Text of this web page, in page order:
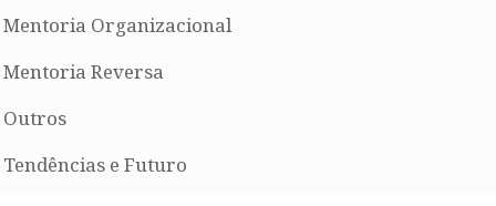
Mentoria Organizacional
Mentoria Reversa
Outros
Tendências e Futuro